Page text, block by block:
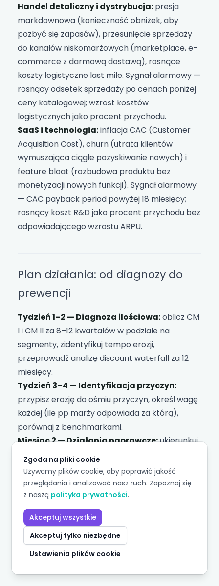
Handel detaliczny i dystrybucja: presja
markdownowa (konieczność obniżek, aby
pozbyć się zapasów), przesunięcie sprzedaży
do kanałów niskomarżowych (marketplace, e-
commerce z darmową dostawą), rosnące
koszty logistyczne last mile. Sygnał alarmowy —
rosnący odsetek sprzedaży po cenach poniżej
ceny katalogowej; wzrost kosztów
logistycznych jako procent przychodu.
SaaS i technologia:inflacja CAC (Customer
Acquisition Cost), churn (utrata klientów
wymuszająca ciągłe pozyskiwanie nowych) i
feature bloat (rozbudowa produktu bez
monetyzacji nowych funkcji). Sygnał alarmowy
— CAC payback period powyżej 18 miesięcy;
rosnący koszt R&D jako procent przychodu bez
odpowiadającego wzrostu ARPU.
Plan działania: od diagnozy do
prewencji
Tydzień 1–2 — Diagnoza ilościowa:oblicz CM
I i CM II za 8–12 kwartałów w podziale na
segmenty, zidentyfikuj tempo erozji,
przeprowadź analizę discount waterfall za 12
miesięcy.
Tydzień 3–4 — Identyfikacja przyczyn:
przypisz erozję do ośmiu przyczyn, określ wagę
każdej (ile pp marży odpowiada za którą),
porównaj z benchmarkami.
Miesiąc 2 — Działania naprawcze:ukierunkuj
interwencje na przyczyny (nie „cięcie
kosztów"), wdróż quick wins (dyscyplina
rabatowa, renegocjacja z klientami stratowymi,
uproszczenie portfela).
Miesiąc 3+ — Prewencja:
pięcioelementowy system monitoringu,
ustanów regularne przeglądy rentowności,
zbuduj kulturę organizacyjną, w której marża
Zgoda na pliki cookie
Używamy plików cookie, aby poprawić jakość
przeglądania i analizować nasz ruch. Zapoznaj się
z naszą polityka prywatności.
Akceptuj wszystkie
Akceptuj tylko niezbędne
Ustawienia plików cookie